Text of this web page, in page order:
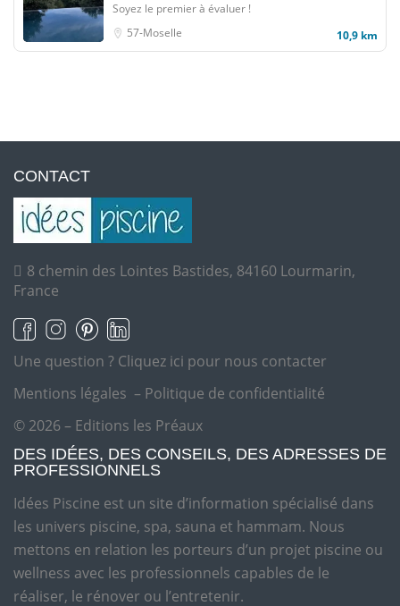
Soyez le premier à évaluer !
57-Moselle
10,9 km
CONTACT
8 chemin des Lointes Bastides, 84160 Lourmarin,
France
Une question ? Cliquez ici pour nous contacter
Mentions légales – Politique de confidentialité
© 2026 – Editions les Préaux
DES IDÉES, DES CONSEILS, DES ADRESSES DE
PROFESSIONNELS
Idées Piscine est un site d’information spécialisé dans
les univers piscine, spa, sauna et hammam. Nous
mettons en relation les porteurs d’un projet piscine ou
wellness avec les professionnels capables de le
réaliser, le rénover ou l’entretenir.